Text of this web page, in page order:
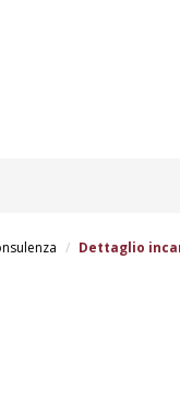
Dettaglio